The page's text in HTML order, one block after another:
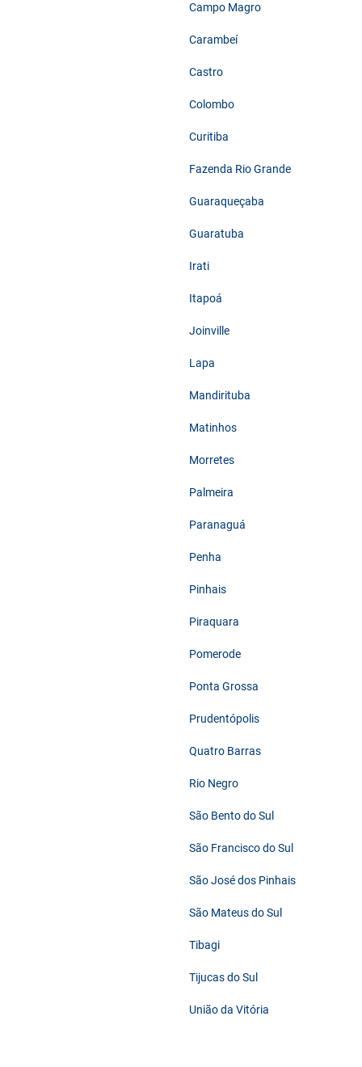
Campo Magro
Carambeí
Castro
Colombo
Curitiba
Fazenda Rio Grande
Guaraqueçaba
Guaratuba
Irati
Itapoá
Joinville
Lapa
Mandirituba
Matinhos
Morretes
Palmeira
Paranaguá
Penha
Pinhais
Piraquara
Pomerode
Ponta Grossa
Prudentópolis
Quatro Barras
Rio Negro
São Bento do Sul
São Francisco do Sul
São José dos Pinhais
São Mateus do Sul
Tibagi
Tijucas do Sul
União da Vitória